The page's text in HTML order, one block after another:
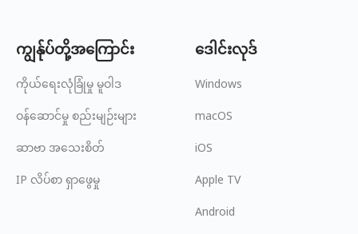
ကျွန်ုပ်တို့အကြောင်း
ကိုယ်ရေးလုံခြုံမှု မူဝါဒ
ဝန်ဆောင်မှု စည်းမျဉ်းများ
ဆာဗာ အသေးစိတ်
IP လိပ်စာ ရှာဖွေမှု
ဒေါင်းလုဒ်
Windows
macOS
iOS
Apple TV
Android